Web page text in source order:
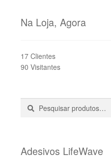
Na Loja, Agora
17 Clientes
90 Visitantes
Pesquisar
Pesquisa
Adesivos LifeWave